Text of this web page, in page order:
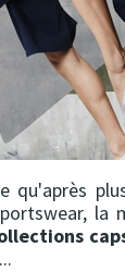
qu'après
la
...